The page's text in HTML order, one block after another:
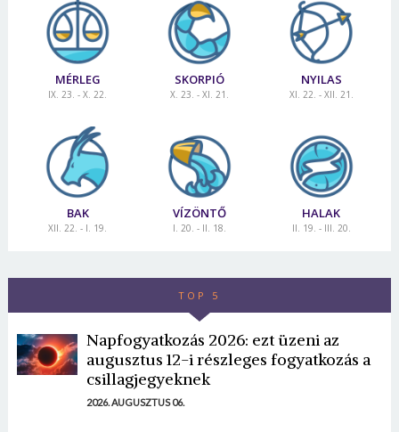
MÉRLEG
IX. 23. - X. 22.
SKORPIÓ
X. 23. - XI. 21.
NYILAS
XI. 22. - XII. 21.
BAK
XII. 22. - I. 19.
VÍZÖNTŐ
I. 20. - II. 18.
HALAK
II. 19. - III. 20.
TOP 5
Napfogyatkozás 2026: ezt üzeni az
augusztus 12-i részleges fogyatkozás a
csillagjegyeknek
2026. AUGUSZTUS 06.